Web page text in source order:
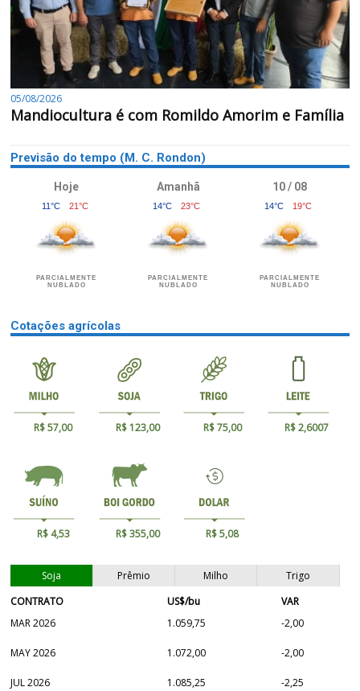
05/08/2026
Mandiocultura é com Romildo Amorim e Família
Previsão do tempo (M. C. Rondon)
Hoje
11°C 21°C
PARCIALMENTE
NUBLADO
Amanhã
14°C 23°C
PARCIALMENTE
NUBLADO
10 / 08
14°C 19°C
PARCIALMENTE
NUBLADO
Cotações agrícolas
R$ 57,00 R$ 123,00 R$ 75,00 R$ 2,6007
R$ 4,53 R$ 355,00 R$ 5,08
Soja Prêmio Milho
Trigo
CONTRATO
US$/bu
VAR
MAR 2026
1.059,75 -2,00
MAY 2026 1.072,00 -2,00
JUL 2026 1.085,25 -2,25